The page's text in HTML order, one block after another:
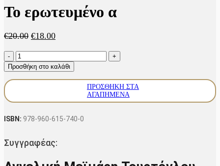
Το ερωτευμένο α
€20.00 Original
€20.00.
€18.00Η
είναι:
€18.00.
Το
ερωτευμένο
α
ποσότητα
Προσθήκη στο καλάθι
ΠΡΟΣΘΉΚΗ ΣΤΑ
ΑΓΑΠΗΜΈΝΑ
ISBN: 978-960-615-740-0
Συγγραφέας: